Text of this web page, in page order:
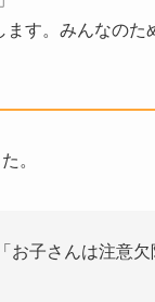
ます。みんなの
。
お子さんは注意